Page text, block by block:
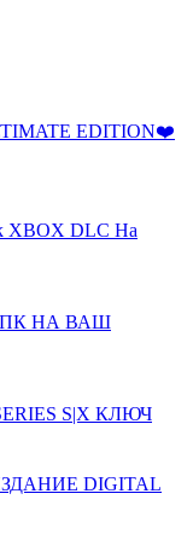
EDITION❤️
XBOX DLC На
+ ПК НА ВАШ
S|X КЛЮЧ
DIGITAL